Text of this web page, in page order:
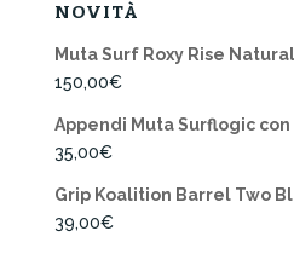
NOVITÀ
Muta Surf Roxy Rise
150,00€
Appendi Muta Surflogic
35,00€
Grip Koalition Barrel Two
39,00€